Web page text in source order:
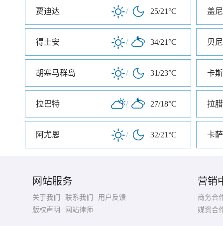
贾迪达 / 25/21°C 盖
得土安 / 34/21°C 贝
胡塞马群岛 / 31/23°C 卡
拉巴特 / 27/18°C 拉
阿尤恩 / 32/21°C 卡
网站服务
关于我们 联系我们
用户反馈
版权声明
网站律师
营销
商务合
媒资合